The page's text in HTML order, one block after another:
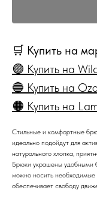
🛒 Купить на
🟣 Купить на
🔵 Купить на
🟠 Купить на
Стильные и комфортные
идеально подойдут для
натурального хлопка,
Брюки украшены удобными
можно носить
обеспечивает свободу